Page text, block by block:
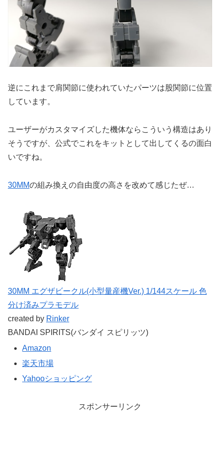
逆にこれまで肩関節に使われていたパーツは股関節に位置
しています。
ユーザーがカスタマイズした機体ならこういう構造はあり
そうですが、公式でこれをキットとして出してくるの面白
いですね。
30MMの組み換えの自由度の高さを改めて感じたぜ…
30MM エグザビークル(小型量産機Ver.) 1/144スケール 色
分け済みプラモデル
created by Rinker
BANDAI SPIRITS(バンダイ スピリッツ)
Amazon
楽天市場
Yahooショッピング
スポンサーリンク